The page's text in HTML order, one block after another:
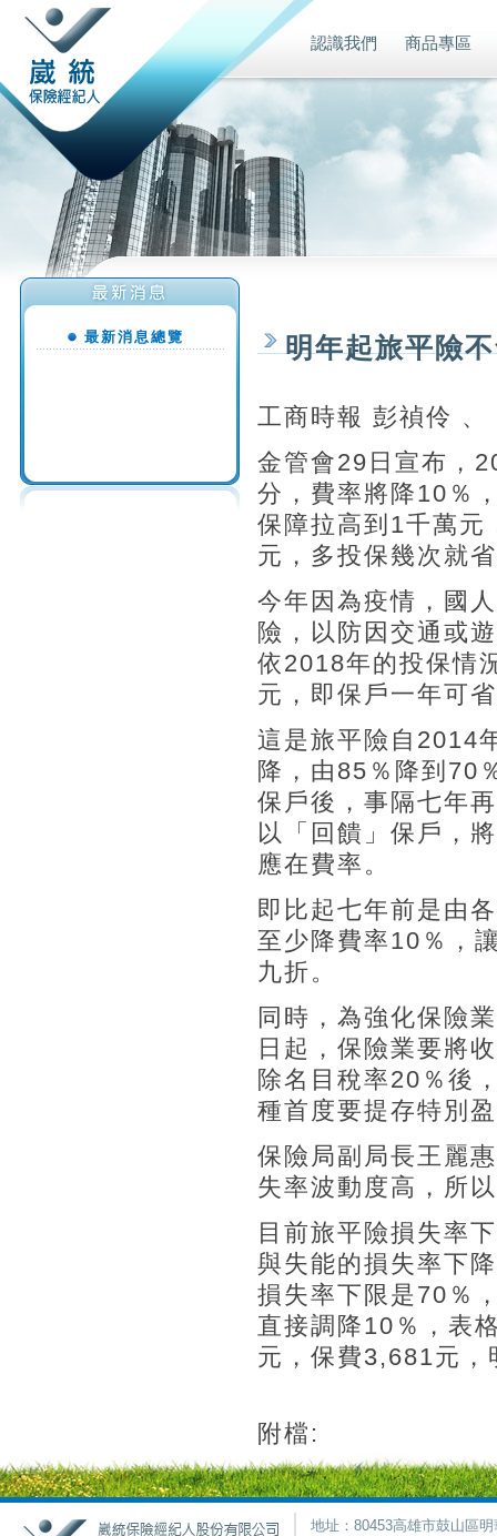
認識我們 商品專區
最新消息總覽 明年起旅平險
工商時報 彭禎伶 、
金管會29日宣布，
分，費率將降10％
保障拉高到1千萬元
元，多投保幾次就
今年因為疫情，國
險，以防因交通或
依2018年的投保情
元，即保戶一年可
這是旅平險自2014
降，由85％降到70
保戶後，事隔七年
以「回饋」保戶，
應在費率。
即比起七年前是由
至少降費率10％，
九折。
同時，為強化保險
日起，保險業要將
除名目稅率20％後
種首度要提存特別
保險局副局長王麗
失率波動度高，所
目前旅平險損失率
與失能的損失率下
損失率下限是70％
直接調降10％，表
元，保費3,681元
附檔:
地址：80453高雄市鼓山區